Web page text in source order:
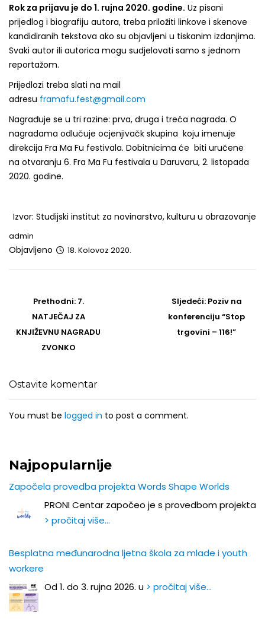
Rok za prijavu je do 1. rujna 2020. godine. Uz pisani
prijedlog i biografiju autora, treba priložiti linkove i skenove
kandidiranih tekstova ako su objavljeni u tiskanim izdanjima.
Svaki autor ili autorica mogu sudjelovati samo s jednom
reportažom.
Prijedlozi treba slati na mail
adresu framafu.fest@gmail.com
Nagrađuje se u tri razine: prva, druga i treća nagrada. O
nagradama odlučuje ocjenjivačk skupina koju imenuje
direkcija Fra Ma Fu festivala. Dobitnicima će biti uručene
na otvaranju 6. Fra Ma Fu festivala u Daruvaru, 2. listopada
2020. godine.
Izvor: Studijski institut za novinarstvo, kulturu u obrazovanje
admin
Objavljeno 18. Kolovoz 2020.
navigation
Prethodni: Prethodni
post
7.
NATJEČAJ ZA
KNJIŽEVNU NAGRADU
ZVONKO
Sljedeći: Sljedeći
Post
Poziv na
konferenciju “Stop
trgovini – 116!”
Ostavite komentar
You must be logged in to post a comment.
Najpopularnije
Započela provedba projekta Words Shape Worlds
PRONI Centar započeo je s provedbom projekta
> pročitaj više…
Besplatna međunarodna ljetna škola za mlade i youth
workere
Od 1. do 3. rujna 2026. u > pročitaj više…